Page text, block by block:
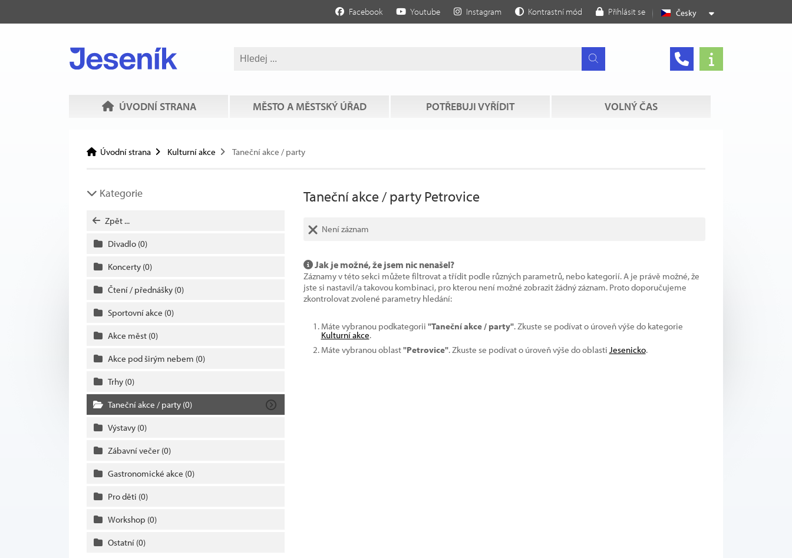
Česky
Facebook Youtube Instagram Kontrastní mód Přihlásit se
ÚVODNÍ STRANA MĚSTO A MĚSTSKÝ ÚŘAD POTŘEBUJI VYŘÍDIT VOLNÝ ČAS
Úvodní strana Kulturní akce Taneční akce / party
Kategorie
Zpět ...
Divadlo (0)
Koncerty (0)
Čtení / přednášky (0)
Sportovní akce (0)
Akce měst (0)
Akce pod širým nebem (0)
Trhy (0)
Taneční akce / party (0)
Výstavy (0)
Zábavní večer (0)
Gastronomické akce (0)
Pro děti (0)
Workshop (0)
Ostatní (0)
Taneční akce / party Petrovice
Není záznam
Jak je možné, že jsem nic nenašel?
Záznamy v této sekci můžete filtrovat a třídit podle různých parametrů, nebo kategorií. A je právě možné, že
jste si nastavil/a takovou kombinaci, pro kterou není možné zobrazit žádný záznam. Proto doporučujeme
zkontrolovat zvolené parametry hledání:
Máte vybranou podkategorii "Taneční akce / party". Zkuste se podívat o úroveň výše do kategorie
Kulturní akce.
Máte vybranou oblast"Petrovice". Zkuste se podívat o úroveň výše do oblasti Jesenicko.